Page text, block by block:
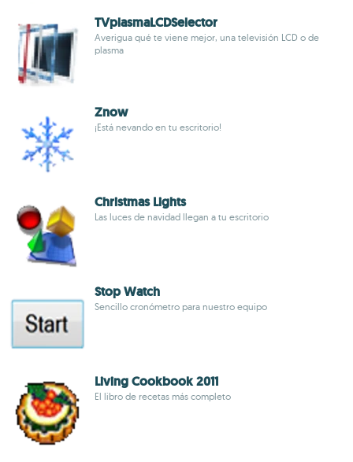
TVplasmaLCDSelector
Averigua qué te viene mejor, una televisión LCD o de
plasma
Znow
¡Está nevando en tu escritorio!
Christmas Lights
Las luces de navidad llegan a tu escritorio
Stop Watch
Sencillo cronómetro para nuestro equipo
Living Cookbook 2011
El libro de recetas más completo